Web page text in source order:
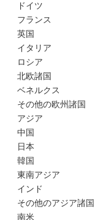
ドイツ
フランス
英国
イタリア
ロシア
北欧諸国
ベネルクス
その他の欧州諸国
アジア
中国
日本
韓国
東南アジア
インド
その他のアジア諸国
南米